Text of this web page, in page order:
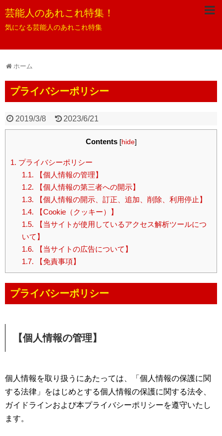
芸能人のあれこれ特集！
気になる芸能人のあれこれ特集
ホーム
プライバシーポリシー
2019/3/8 2023/6/21
Contents [hide]
1. プライバシーポリシー
1.1. 【個人情報の管理】
1.2. 【個人情報の第三者への開示】
1.3. 【個人情報の開示、訂正、追加、削除、利用停止】
1.4. 【Cookie（クッキー）】
1.5. 【当サイトが使用しているアクセス解析ツールにつ
いて】
1.6. 【当サイトの広告について】
1.7. 【免責事項】
プライバシーポリシー
【個人情報の管理】
個人情報を取り扱うにあたっては、「個人情報の保護に関
する法律」をはじめとする個人情報の保護に関する法令、
ガイドラインおよび本プライバシーポリシーを遵守いたし
ます。